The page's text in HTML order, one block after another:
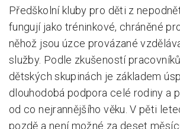
Předškolní kluby pro děti z
fungují jako tréninkové, chráněné
něhož jsou úzce provázané
služby. Podle zkušeností
dětských skupinách je základem
dlouhodobá podpora celé rodiny a
od co nejrannějšího věku. V pěti
pozdě a není možné za deset